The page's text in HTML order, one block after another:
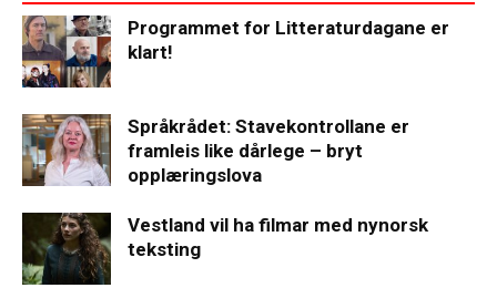
Programmet for Litteraturdagane er
klart!
Språkrådet: Stavekontrollane er
framleis like dårlege – bryt
opplæringslova
Vestland vil ha filmar med nynorsk
teksting